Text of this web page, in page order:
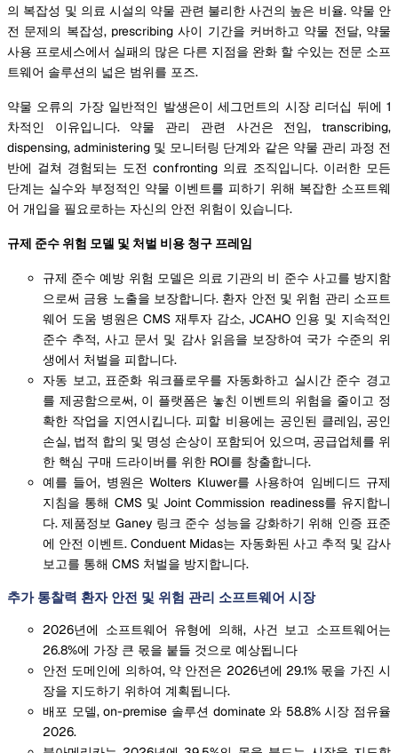
의 복잡성 및 의료 시설의 약물 관련 불리한 사건의 높은 비율. 약물 안
전 문제의 복잡성, prescribing 사이 기간을 커버하고 약물 전달, 약물
사용 프로세스에서 실패의 많은 다른 지점을 완화 할 수있는 전문 소프
트웨어 솔루션의 넓은 범위를 포즈.
약물 오류의 가장 일반적인 발생은이 세그먼트의 시장 리더십 뒤에 1
차적인 이유입니다. 약물 관리 관련 사건은 전임, transcribing,
dispensing, administering 및 모니터링 단계와 같은 약물 관리 과정 전
반에 걸쳐 경험되는 도전 confronting 의료 조직입니다. 이러한 모든
단계는 실수와 부정적인 약물 이벤트를 피하기 위해 복잡한 소프트웨
어 개입을 필요로하는 자신의 안전 위험이 있습니다.
규제 준수 위험 모델 및 처벌 비용 청구 프레임
규제 준수 예방 위험 모델은 의료 기관의 비 준수 사고를 방지함
으로써 금융 노출을 보장합니다. 환자 안전 및 위험 관리 소프트
웨어 도움 병원은 CMS 재투자 감소, JCAHO 인용 및 지속적인
준수 추적, 사고 문서 및 감사 읽음을 보장하여 국가 수준의 위
생에서 처벌을 피합니다.
자동 보고, 표준화 워크플로우를 자동화하고 실시간 준수 경고
를 제공함으로써, 이 플랫폼은 놓친 이벤트의 위험을 줄이고 정
확한 작업을 지연시킵니다. 피할 비용에는 공인된 클레임, 공인
손실, 법적 합의 및 명성 손상이 포함되어 있으며, 공급업체를 위
한 핵심 구매 드라이버를 위한 ROI를 창출합니다.
예를 들어, 병원은 Wolters Kluwer를 사용하여 임베디드 규제
지침을 통해 CMS 및 Joint Commission readiness를 유지합니
다. 제품정보 Ganey 링크 준수 성능을 강화하기 위해 인증 표준
에 안전 이벤트. Conduent Midas는 자동화된 사고 추적 및 감사
보고를 통해 CMS 처벌을 방지합니다.
추가 통찰력 환자 안전 및 위험 관리 소프트웨어 시장
2026년에 소프트웨어 유형에 의해, 사건 보고 소프트웨어는
26.8%에 가장 큰 몫을 붙들 것으로 예상됩니다
안전 도메인에 의하여, 약 안전은 2026년에 29.1% 몫을 가진 시
장을 지도하기 위하여 계획됩니다.
배포 모델, on-premise 솔루션 dominate 와 58.8% 시장 점유율
2026.